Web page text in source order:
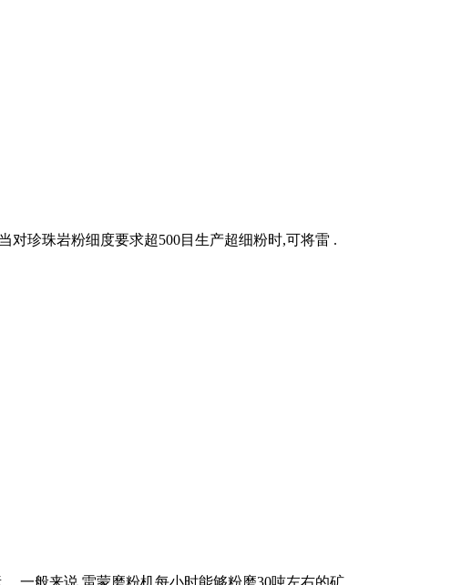
对珍珠岩粉细度要求超500目生产超细粉时,可将雷 .
一般来说,雷蒙磨粉机每小时能够粉磨30吨左右的矿 .